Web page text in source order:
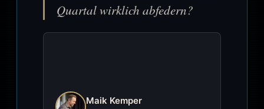
Quartal wirklich abfedern?
Maik Kemper